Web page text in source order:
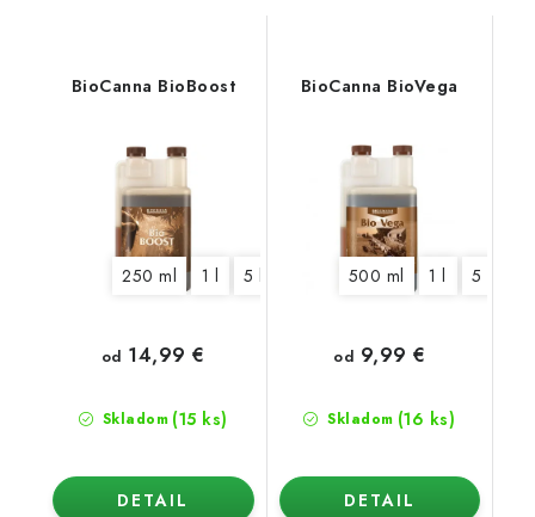
BioCanna BioBoost
250 ml 1 l 5 l
Skladom (15 ks)
od 14,99 €
DETAIL
BioCanna BioVega
500 ml 1 l 5 l
Skladom (16 ks)
od 9,99 €
DETAIL